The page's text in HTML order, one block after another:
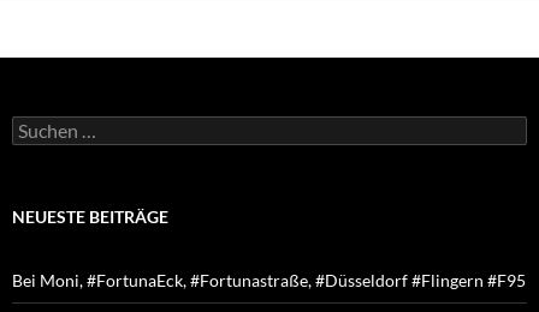
Suchen
nach:
NEUESTE BEITRÄGE
Bei Moni, #FortunaEck, #Fortunastraße, #Düsseldorf #Flingern #F95